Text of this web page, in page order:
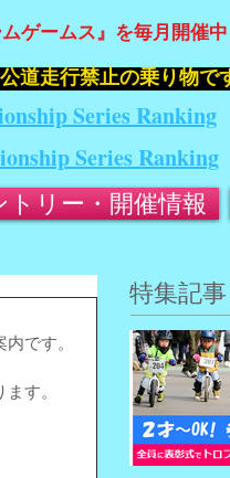
ゲームス』を毎月開催中
Series Ranking
Series Ranking
道走行禁止の乗り物で
トリー・開催情報
です。
す。
特集記事